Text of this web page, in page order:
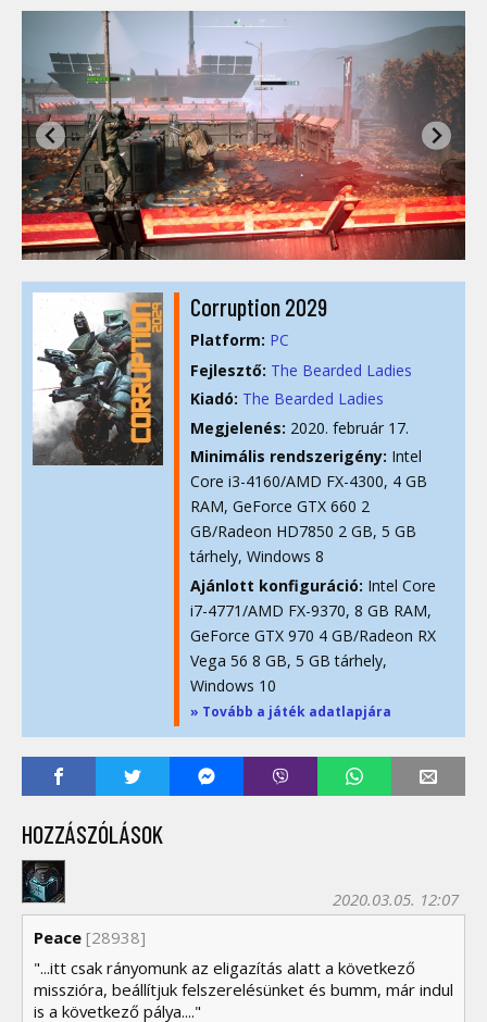
Corruption 2029
Platform: PC
Fejlesztő: The Bearded Ladies
Kiadó: The Bearded Ladies
Megjelenés: 2020. február 17.
Minimális rendszerigény: Intel
Core i3-4160/AMD FX-4300, 4 GB
RAM, GeForce GTX 660 2
GB/Radeon HD7850 2 GB, 5 GB
tárhely, Windows 8
Ajánlott konfiguráció: Intel Core
i7-4771/AMD FX-9370, 8 GB RAM,
GeForce GTX 970 4 GB/Radeon RX
Vega 56 8 GB, 5 GB tárhely,
Windows 10
» Tovább a játék adatlapjára
HOZZÁSZÓLÁSOK
Peace
2020.03.05. 12:07
[28938]
"...itt csak rányomunk az eligazítás alatt a következő
misszióra, beállítjuk felszerelésünket és bumm, már indul
is a következő pálya...."